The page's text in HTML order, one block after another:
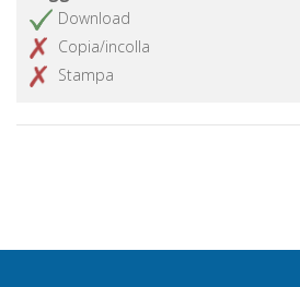
Download
Copia/incolla
Stampa